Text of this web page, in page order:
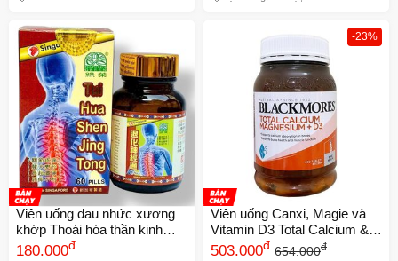
Viên uống đau nhức xương
khớp Thoái hóa thần kinh
thống Tui Hua Shen Jin Tong
180.000đ
-23%
Viên uống Canxi, Magie và
Vitamin D3 Total Calcium &
Magnesium + D3 Úc - Hỗ trợ
503.000đ 654.000đ